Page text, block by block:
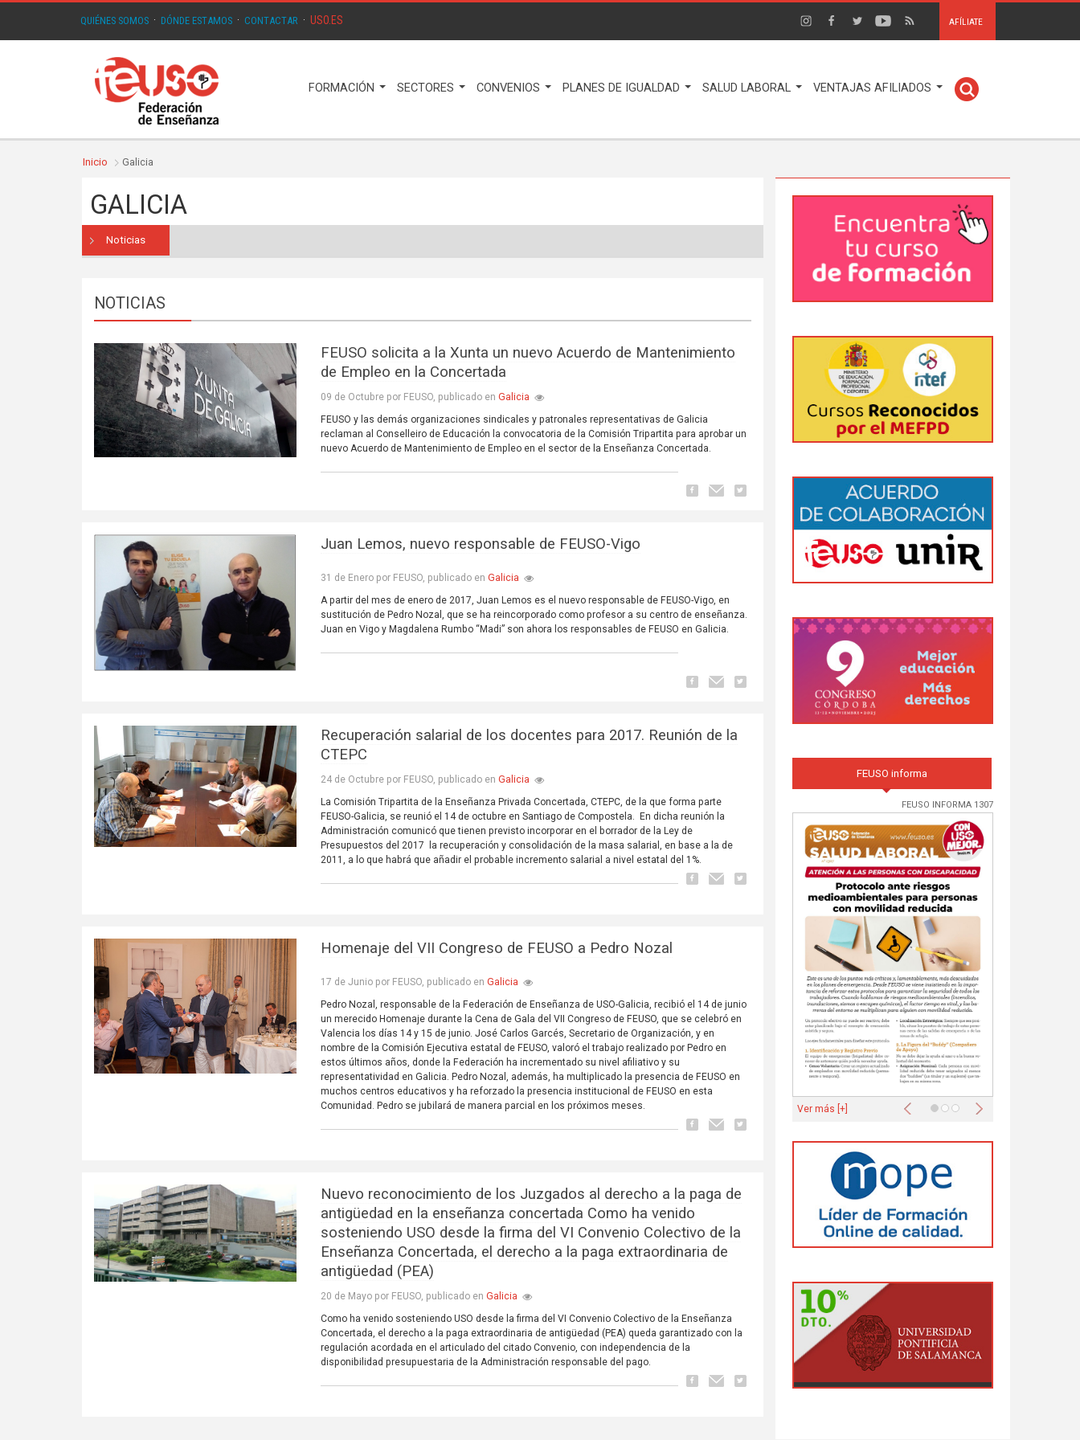
QUIÉNES SOMOS · DÓNDE ESTAMOS · CONTACTAR · USO.ES AFÍLIATE
FORMACIÓN SECTORES CONVENIOS PLANES DE IGUALDAD SALUD LABORAL VENTAJAS AFILIADOS
Inicio Galicia
GALICIA
Noticias
NOTICIAS
FEUSO solicita a la Xunta un nuevo Acuerdo de Mantenimiento
de Empleo en la Concertada
09 de Octubre por FEUSO, publicado enGalicia
FEUSO y las demás organizaciones sindicales y patronales representativas de Galicia
reclaman al Conselleiro de Educación la convocatoria de la Comisión Tripartita para aprobar un
nuevo Acuerdo de Mantenimiento de Empleo en el sector de la Enseñanza Concertada.
Juan Lemos, nuevo responsable de FEUSO-Vigo
31 de Enero por FEUSO, publicado enGalicia
A partir del mes de enero de 2017, Juan Lemos es el nuevo responsable de FEUSO-Vigo, en
sustitución de Pedro Nozal, que se ha reincorporado como profesor a su centro de enseñanza.
Juan en Vigo y Magdalena Rumbo “Madi” son ahora los responsables de FEUSO en Galicia.
Recuperación salarial de los docentes para 2017. Reunión de la
CTEPC
24 de Octubre por FEUSO, publicado enGalicia
La Comisión Tripartita de la Enseñanza Privada Concertada, CTEPC, de la que forma parte
FEUSO-Galicia, se reunió el 14 de octubre en Santiago de Compostela.
En dicha reunión la
Administración comunicó que tienen previsto incorporar en el borrador de la Ley de
Presupuestos del 2017
la recuperación y consolidación de la masa salarial, en base a la de
2011, a lo que habrá que añadir el probable incremento salarial a nivel estatal del 1%.
Homenaje del VII Congreso de FEUSO a Pedro Nozal
17 de Junio por FEUSO, publicado enGalicia
Pedro Nozal, responsable de la Federación de Enseñanza de USO-Galicia, recibió el 14 de junio
un merecido Homenaje durante la Cena de Gala del VII Congreso de FEUSO, que se celebró en
Valencia los días 14 y 15 de junio. José Carlos Garcés, Secretario de Organización, y en
nombre de la Comisión Ejecutiva estatal de FEUSO, valoró el trabajo realizado por Pedro en
estos últimos años, donde la Federación ha incrementado su nivel afiliativo y su
representatividad en Galicia. Pedro Nozal, además, ha multiplicado la presencia de FEUSO en
muchos centros educativos y ha reforzado la presencia institucional de FEUSO en esta
Comunidad. Pedro se jubilará de manera parcial en los próximos meses.
Nuevo reconocimiento de los Juzgados al derecho a la paga de
antigüedad en la enseñanza concertada Como ha venido
sosteniendo USO desde la firma del VI Convenio Colectivo de la
Enseñanza Concertada, el derecho a la paga extraordinaria de
antigüedad (PEA)
20 de Mayo por FEUSO, publicado enGalicia
Como ha venido sosteniendo USO desde la firma del VI Convenio Colectivo de la Enseñanza
Concertada, el derecho a la paga extraordinaria de antigüedad (PEA) queda garantizado con la
regulación acordada en el articulado del citado Convenio, con independencia de la
disponibilidad presupuestaria de la Administración responsable del pago.
FEUSO informa
FEUSO INFORMA 1307
Anterior Siguiente
Ver más [+]